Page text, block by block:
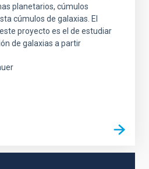
planetarios, cúmulos
cúmulos de galaxias. El
proyecto es el de estudiar
de galaxias a partir